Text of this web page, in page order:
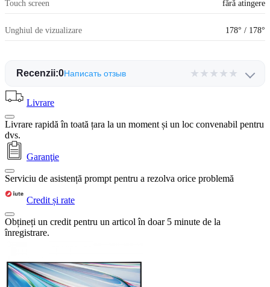
Touch screen fără atingere
Unghiul de vizualizare 178° / 178°
Recenzii:0Написать отзыв ★ ★ ★ ★ ★
Livrare
Livrare rapidă în toată țara la un moment și un loc convenabil pentru
dvs.
Garanţie
Serviciu de asistență prompt pentru a rezolva orice problemă
Credit și rate
Obțineți un credit pentru un articol în doar 5 minute de la
înregistrare.